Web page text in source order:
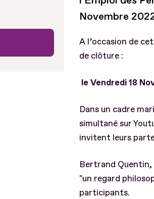
Novembre
A l’occasion de
de clôture :
le Vendredi 18
Dans un cadre
simultané sur
invitent leurs
Bertrand
"un regard
participants.